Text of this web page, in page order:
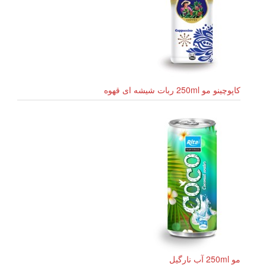
کاپوچینو مو 250ml ربات شیشه ای قهوه
مو 250ml آب نارگیل